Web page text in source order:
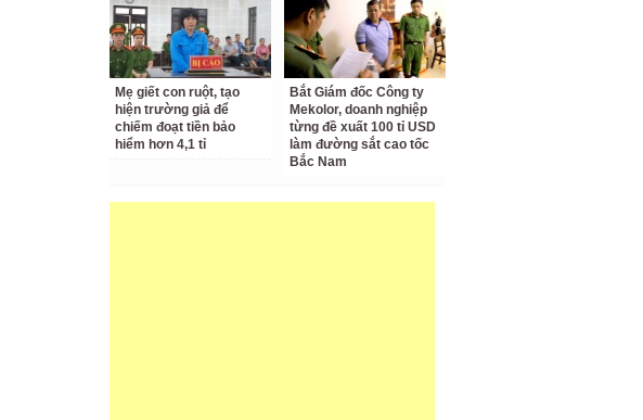
Mẹ giết con ruột, tạo
hiện trường giả để
chiếm đoạt tiền bảo
hiểm hơn 4,1 tỉ
Bắt Giám đốc Công ty
Mekolor, doanh nghiệp
từng đề xuất 100 tỉ USD
làm đường sắt cao tốc
Bắc Nam